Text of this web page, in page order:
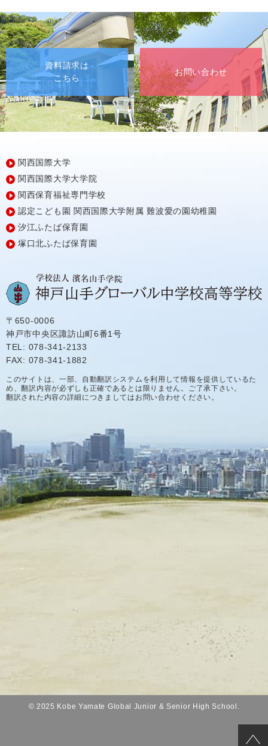
資料請求は
こちら
お問い合わせ
関西国際大学
関西国際大学大学院
関西保育福祉専門学校
認定こども園 関西国際大学附属 難波愛の園幼稚園
汐江ふたば保育園
塚口北ふたば保育園
〒650-0006
神戸市中央区諏訪山町6番1号
TEL: 078-341-2133
FAX: 078-341-1882
このサイトは、一部、自動翻訳システムを利用して情報を提供しているた
め、翻訳内容が必ずしも正確であるとは限りません。ご了承下さい。
翻訳された内容の詳細につきましてはお問い合わせください。
© 2025 Kobe Yamate Global Junior & Senior High School.